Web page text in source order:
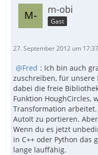
m-obi
Gast
27. September 2012 um 17:37
Fred : Ich bin auch
zuschreiben, für unsere
dabei die freie
Funktion HoughCircles,
Transformation
AutoIt zu portieren.
Wenn du es jetzt
in C++ oder Python das
lange lauffähig.